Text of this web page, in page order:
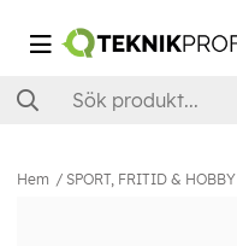
Hem SPORT, FRITID & HOBBY